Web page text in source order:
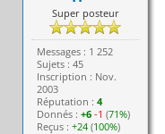
Super posteur
Messages : 1 252
Sujets : 45
Inscription : Nov.
2003
Réputation :4
Donnés :+6 -1 (71%)
Reçus :+24 (100%)